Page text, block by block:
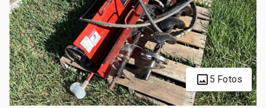
5 Fotos